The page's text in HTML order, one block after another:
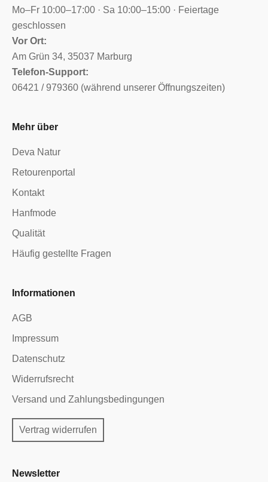
Mo–Fr 10:00–17:00 · Sa 10:00–15:00 · Feiertage
geschlossen
Vor Ort:
Am Grün 34, 35037 Marburg
Telefon-Support:
06421 / 979360 (während unserer Öffnungszeiten)
Mehr über
Deva Natur
Retourenportal
Kontakt
Hanfmode
Qualität
Häufig gestellte Fragen
Informationen
AGB
Impressum
Datenschutz
Widerrufsrecht
Versand und Zahlungsbedingungen
Vertrag widerrufen
Newsletter